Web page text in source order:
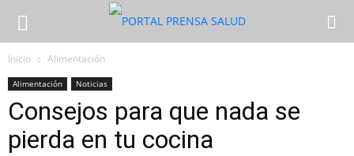
Inicio Alimentación
Alimentación Noticias
Consejos para que nada se
pierda en tu cocina